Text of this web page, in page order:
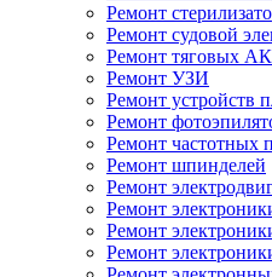
Ремонт
Ремонт судовой
Ремонт тяговых
Ремонт УЗИ
Ремонт устройств
Ремонт
Ремонт частотных
Ремонт шпинделей
Ремонт
Ремонт
Ремонт
Ремонт